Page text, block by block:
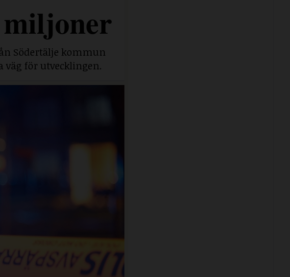
Södertälje kommun
för utvecklingen.